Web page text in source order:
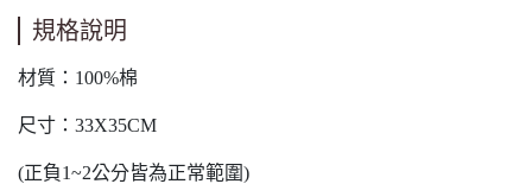
規格說明
材質：100%棉
尺寸：33X35CM
(正負1~2公分皆為正常範圍)